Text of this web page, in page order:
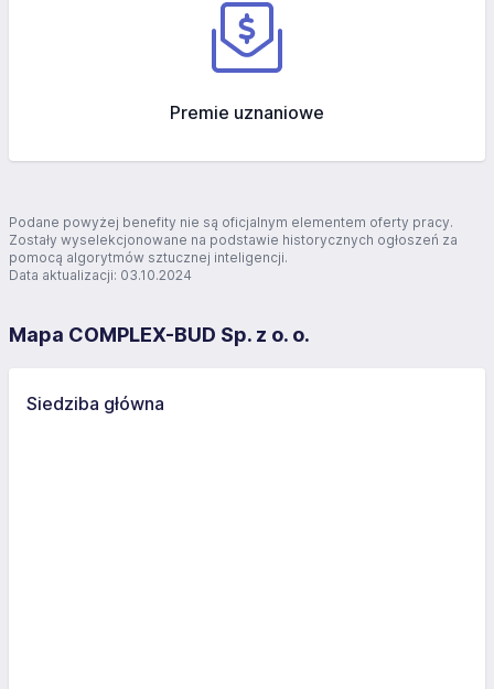
Premie uznaniowe
Podane powyżej benefity nie są oficjalnym elementem oferty pracy.
Zostały wyselekcjonowane na podstawie historycznych ogłoszeń za
pomocą algorytmów sztucznej inteligencji.
Data aktualizacji: 03.10.2024
Mapa COMPLEX-BUD Sp. z o. o.
Siedziba główna